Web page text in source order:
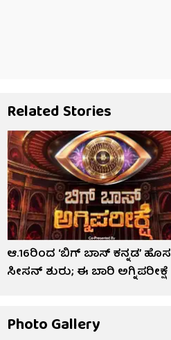
Related Stories
ಆ.16ರಿಂದ ‘ಬಿಗ್ ಬಾಸ್ ಕನ್ನಡ’ ಹೊಸ
ಸೀಸನ್ ಶುರು; ಈ ಬಾರಿ ಅಗ್ನಿಪರೀಕ್ಷೆ
Photo Gallery